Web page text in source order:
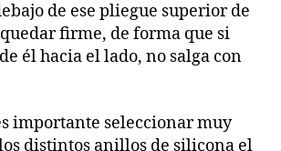
de ese pliegue superior de
firme, de forma que si
él hacia el lado, no salga con
importante seleccionar muy
distintos anillos de silicona el